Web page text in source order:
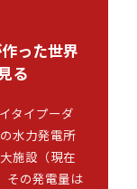
った世界
る
タイプーダ
水力発電所
施設（現在
その発電量は